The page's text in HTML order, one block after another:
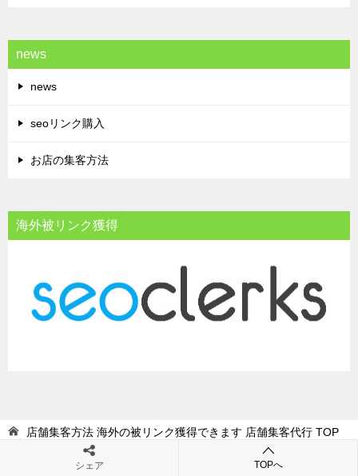
news
news
seoリンク購入
お店の集客方法
海外被リンク獲得
店舗集客方法 海外の被リンク獲得できます 店舗集客代行 TOP
シェア TOPへ